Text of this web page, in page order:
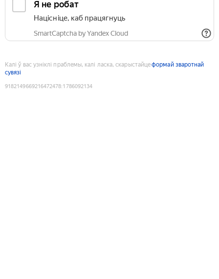
Я не робат
Націсніце, каб працягнуць
SmartCaptcha by Yandex Cloud
Калі ў вас узніклі праблемы, калі ласка, скарыстайцеформай зваротнай
сувязі
9182149669216472478:1786092134